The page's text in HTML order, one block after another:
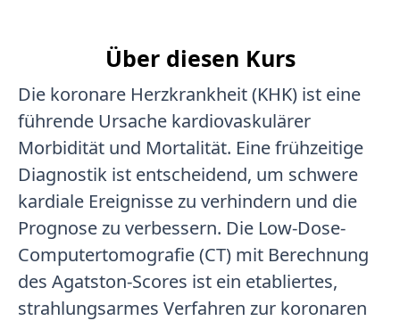
Über diesen Kurs
Die koronare Herzkrankheit (KHK) ist eine
führende Ursache kardiovaskulärer
Morbidität und Mortalität. Eine frühzeitige
Diagnostik ist entscheidend, um schwere
kardiale Ereignisse zu verhindern und die
Prognose zu verbessern. Die Low-Dose-
Computertomografie (CT) mit Berechnung
des Agatston-Scores ist ein etabliertes,
strahlungsarmes Verfahren zur koronaren